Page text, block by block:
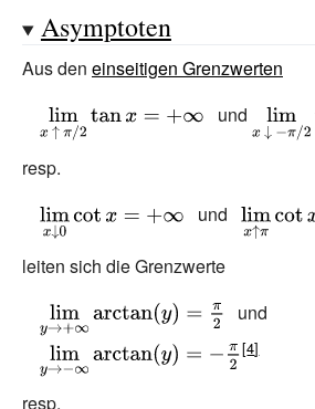
\to \,]0,\,\pi [}
Asymptoten
Aus den einseitigen Grenzwerten
{\displaystyle
\lim
_{x\,\uparrow
\,\pi /2}\tan
x=+\infty }
und
\lim
\infty }
resp.
{\displaystyle
\lim
_{x\downarrow
0}\cot x=+\infty
}
und
\lim
\pi }\cot x=-
leiten sich die Grenzwerte
{\displaystyle
\lim _{y\to
+\infty
}\operatorname
und
resp.